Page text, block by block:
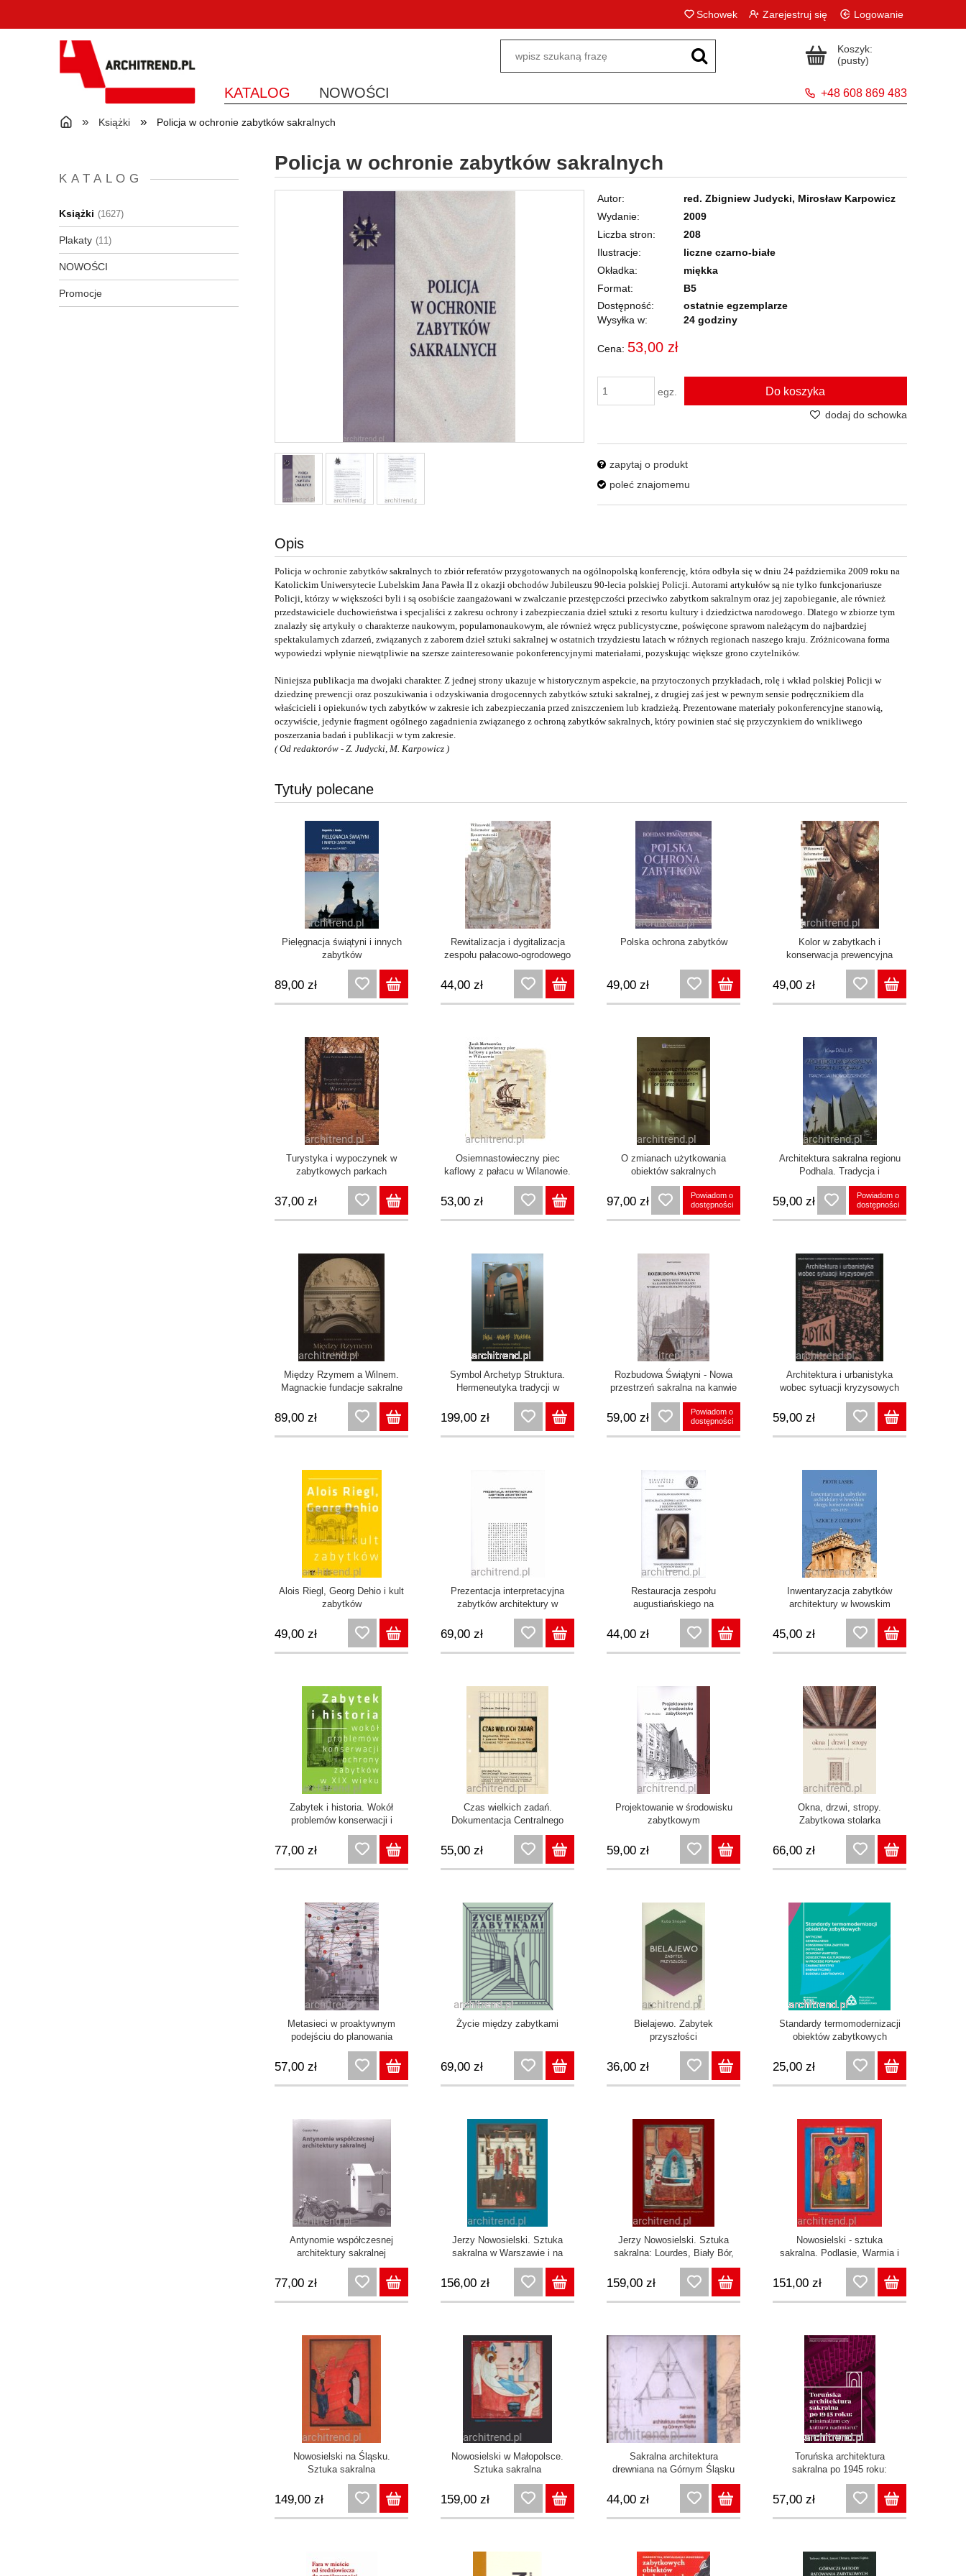
Schowek Zarejestruj się Logowanie
Koszyk:
(pusty)
KATALOG NOWOŚCI +48 608 869 483
» Książki » Policja w ochronie zabytków sakralnych
KATALOG
Książki (1627)
Plakaty (11)
NOWOŚCI
Promocje
Policja w ochronie zabytków sakralnych
Autor
red. Zbigniew Judycki, Mirosław Karpowicz
Wydanie
2009
Liczba stron
208
Ilustracje
liczne czarno-białe
Okładka
miękka
Format
B5
Dostępność:
ostatnie egzemplarze
Wysyłka w:
24 godziny
Cena: 53,00 zł
egz. Do koszyka
dodaj do schowka
zapytaj o produkt
poleć znajomemu
Opis
Policja w ochronie zabytków sakralnych to zbiór referatów przygotowanych na ogólnopolską konferencję, która odbyła się w dniu 24 października 2009 roku na
Katolickim Uniwersytecie Lubelskim Jana Pawła II z okazji obchodów Jubileuszu 90-lecia polskiej Policji. Autorami artykułów są nie tylko funkcjonariusze
Policji, którzy w większości byli i są osobiście zaangażowani w zwalczanie przestępczości przeciwko zabytkom sakralnym oraz jej zapobieganie, ale również
przedstawiciele duchowieństwa i specjaliści z zakresu ochrony i zabezpieczania dzieł sztuki z resortu kultury i dziedzictwa narodowego. Dlatego w zbiorze tym
znalazły się artykuły o charakterze naukowym, popularnonaukowym, ale również wręcz publicystyczne, poświęcone sprawom należącym do najbardziej
spektakularnych zdarzeń, związanych z zaborem dzieł sztuki sakralnej w ostatnich trzydziestu latach w różnych regionach naszego kraju. Zróżnicowana forma
wypowiedzi wpłynie niewątpliwie na szersze zainteresowanie pokonferencyjnymi materiałami, pozyskując większe grono czytelników.
Niniejsza publikacja ma dwojaki charakter. Z jednej strony ukazuje w historycznym aspekcie, na przytoczonych przykładach, rolę i wkład polskiej Policji w
dziedzinę prewencji oraz poszukiwania i odzyskiwania drogocennych zabytków sztuki sakralnej, z drugiej zaś jest w pewnym sensie podręcznikiem dla
właścicieli i opiekunów tych zabytków w zakresie ich zabezpieczania przed zniszczeniem lub kradzieżą. Prezentowane materiały pokonferencyjne stanowią,
oczywiście, jedynie fragment ogólnego zagadnienia związanego z ochroną zabytków sakralnych, który powinien stać się przyczynkiem do wnikliwego
poszerzania badań i publikacji w tym zakresie.
( Od redaktorów - Z. Judycki, M. Karpowicz )
Tytuły polecane
Pielęgnacja świątyni i innych
zabytków
89,00 zł
Rewitalizacja i dygitalizacja
zespołu pałacowo-ogrodowego
w Wilanowie. Wilanowski
Informator Konserwatorski
44,00 zł
Polska ochrona zabytków
49,00 zł
Kolor w zabytkach i
konserwacja prewencyjna
49,00 zł
Turystyka i wypoczynek w
zabytkowych parkach
Warszawy
37,00 zł
Osiemnastowieczny piec
kaflowy z pałacu w Wilanowie.
Prace restauratorskie i
konserwatorskie w świetle
współczesnych rozwiązań
rekonstrukcji pieców
53,00 zł
O zmianach użytkowania
obiektów sakralnych
97,00 zł
Powiadom o
dostępności
Architektura sakralna regionu
Podhala. Tradycja i
nowoczesność
59,00 zł
Powiadom o
dostępności
Między Rzymem a Wilnem.
Magnackie fundacje sakralne
w Wielkim Księstwie
Litewskim w czasach
kontrreformacji na tle polityki
dynastycznej w Europie
89,00 zł
Symbol Archetyp Struktura.
Hermeneutyka tradycji w
architekturze świątyni
ortodoksyjnej
199,00 zł
Rozbudowa Świątyni - Nowa
przestrzeń sakralna na kanwie
dawnego układu wybranych
kościołów małopolski
59,00 zł
Powiadom o
dostępności
Architektura i urbanistyka
wobec sytuacji kryzysowych
59,00 zł
Alois Riegl, Georg Dehio i kult
zabytków
49,00 zł
Prezentacja interpretacyjna
zabytków architektury w
ochronie dziedzictwa
kulturowego
69,00 zł
Restauracja zespołu
augustiańskiego na
Kazimierzu. Z dziejów
ochrony krakowskich
zabytków
44,00 zł
Inwentaryzacja zabytków
architektury w lwowskim
okręgu konserwatorskim
1920–1939. Szkice z dziejów
45,00 zł
Zabytek i historia. Wokół
problemów konserwacji i
ochrony zabytków w XIX
77,00 zł
Czas wielkich zadań.
Dokumentacja Centralnego
Biura Inwentaryzacji
Zabytków Sztuki w Polsce w
planach i działaniach
niemieckich badaczy
zabytków w Generalnym
Gubernatorstwie
55,00 zł
Projektowanie w środowisku
zabytkowym
59,00 zł
Okna, drzwi, stropy.
Zabytkowa stolarka
architektoniczna w Poznaniu
66,00 zł
Metasieci w proaktywnym
podejściu do planowania
rewaloryzacji zabytkowych
obiektów budowlanych
57,00 zł
Życie między zabytkami
69,00 zł
Bielajewo. Zabytek
przyszłości
36,00 zł
Standardy termomodernizacji
obiektów zabytkowych
25,00 zł
Antynomie współczesnej
architektury sakralnej
77,00 zł
Jerzy Nowosielski. Sztuka
sakralna w Warszawie i na
Mazowszu
156,00 zł
Jerzy Nowosielski. Sztuka
sakralna: Lourdes, Biały Bór,
zbiory prywatne
159,00 zł
Nowosielski - sztuka
sakralna. Podlasie, Warmia i
Mazury, Lublin
151,00 zł
Nowosielski na Śląsku.
Sztuka sakralna
149,00 zł
Nowosielski w Małopolsce.
Sztuka sakralna
159,00 zł
Sakralna architektura
drewniana na Górnym Śląsku
szkicownik architekta sprzed
ponad stu lat
44,00 zł
Toruńska architektura
sakralna po 1945 roku:
minimalizm czy kultura
nadmiaru?
57,00 zł